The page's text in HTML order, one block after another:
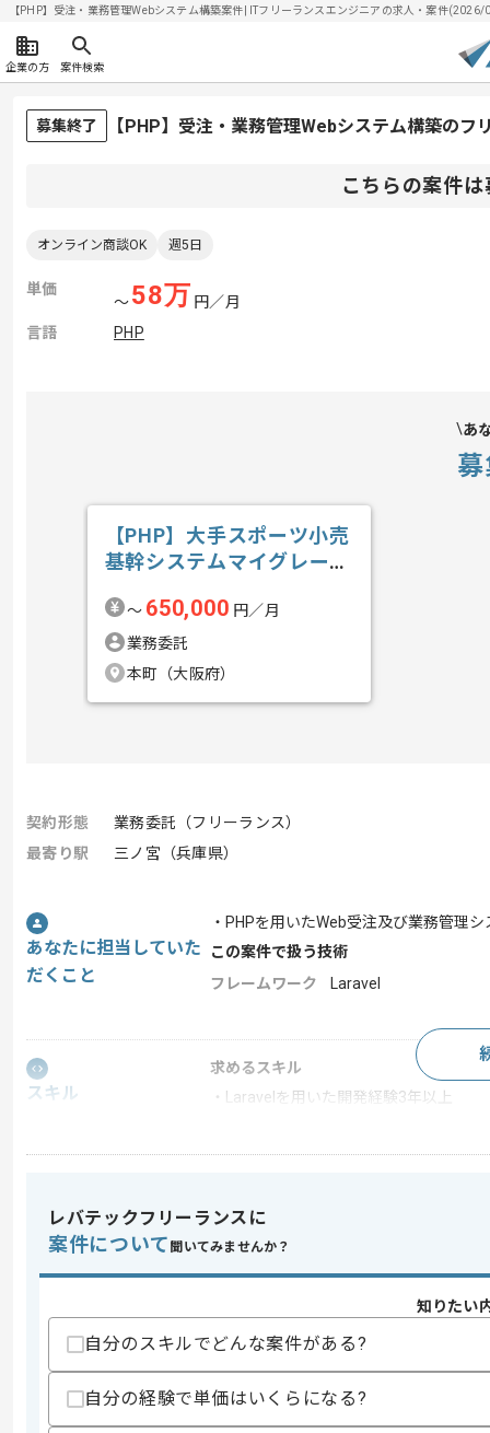
【PHP】受注・業務管理Webシステム構築案件| ITフリーランスエンジニアの求人・案件
企業の方 案件検索
募集終了 【PHP】受注・業務管理Webシステム構築のフ
こちらの案件
オンライン商談OK 週5日
単価
〜58万 円／月
言語
PHP
あ
【PHP】大手スポーツ小売
基幹システムマイグレーシ
〜 650,000 円／月
業務委託
本町（大阪府）
契約形態
業務委託（フリーランス）
最寄り駅
三ノ宮（兵庫県）
あなたに担当していた
だくこと
・PHPを用いたWeb受注及び業務管理
この案件で扱う技術
フレームワーク
Laravel
スキル
求めるスキル
・Laravelを用いた開発経験3年以上
精算・お支払い
レバテックフリーランスに
案件について 聞いてみませんか？
知りたい
自分のスキルでどんな案件がある?
自分の経験で単価はいくらになる?